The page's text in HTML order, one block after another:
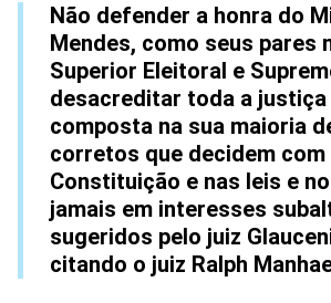
Não defender a honra do
Mendes, como seus pares
Superior Eleitoral e
desacreditar toda a justiça
composta na sua maioria
corretos que decidem com
Constituição e nas leis e
jamais em interesses
sugeridos pelo juiz
citando o juiz Ralph